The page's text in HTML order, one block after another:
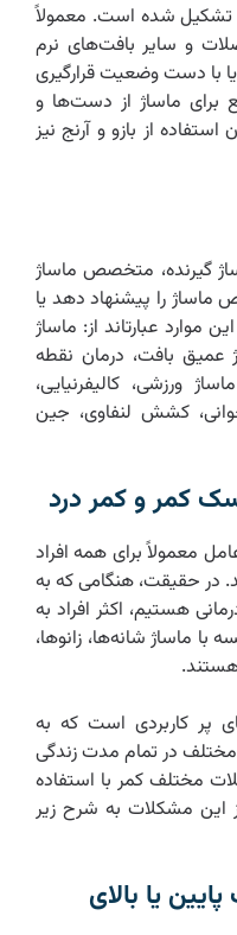
تشکیل شده است. معمولاً
و سایر بافت‌های نرم
با دست وضعیت قرارگیری
برای ماساژ از دست‌ها و
از بازو و آرنج نیز
گیرنده، متخصص ماساژ
را پیشنهاد دهد یا
موارد عبارتاند از: ماساژ
عمیق بافت، درمان نقطه
ورزشی، کالیفرنیایی،
کشش لنفاوی، جین
کمر و کمر درد
معمولاً برای همه افراد
در حقیقت، هنگامی که به
هستیم، اکثر افراد به
با ماساژ شانه‌ها، زانوها،
پر کاربردی است که به
مختلف در تمام مدت زندگی
مختلف کمر با استفاده
این مشکلات به شرح زیر
یا بالای